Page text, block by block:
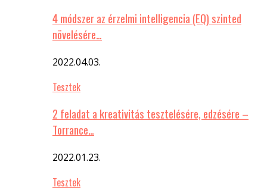
4 módszer az érzelmi intelligencia (EQ) szinted
növelésére…
2022.04.03.
Tesztek
2 feladat a kreativitás tesztelésére, edzésére –
Torrance…
2022.01.23.
Tesztek